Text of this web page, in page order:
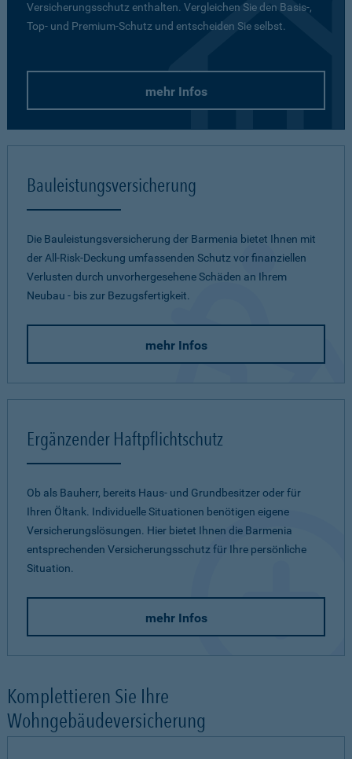
Versicherungsschutz enthalten. Vergleichen Sie den Basis-,
Top- und Premium-Schutz und entscheiden Sie selbst.
mehr Infos
Bauleistungsversicherung
Die Bauleistungsversicherung der Barmenia bietet Ihnen mit
der All-Risk-Deckung umfassenden Schutz vor finanziellen
Verlusten durch unvorhergesehene Schäden an Ihrem
Neubau - bis zur Bezugsfertigkeit.
mehr Infos
Ergänzender Haftpflichtschutz
Ob als Bauherr, bereits Haus- und Grundbesitzer oder für
Ihren Öltank. Individuelle Situationen benötigen eigene
Versicherungslösungen. Hier bietet Ihnen die Barmenia
entsprechenden Versicherungsschutz für Ihre persönliche
Situation.
mehr Infos
Komplettieren Sie Ihre
Wohngebäudeversicherung